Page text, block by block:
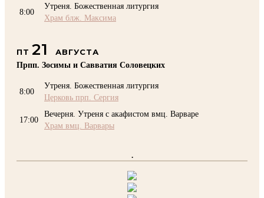
8:00
Утреня. Божественная литургия
Храм блж. Максима
ПТ 21
АВГУСТА
Прпп. Зосимы и Савватия Соловецких
8:00
Утреня. Божественная литургия
Церковь прп. Сергия
17:00
Вечерня. Утреня с акафистом вмц. Варваре
Храм вмц. Варвары
.